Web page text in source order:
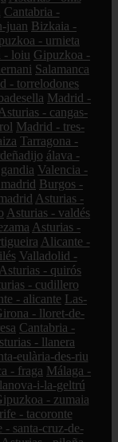
Cantabria -
juan Bizkaia -
- urnieta
- loiu Gipuzkoa -
Salamanca
- torrelodones
Madrid -
Asturias - cangas-
Madrid - tres-
Tarragona -
álava -
Valencia -
Burgos -
Asturias -
Asturias - valdés
Asturias -
Alicante -
Valladolid -
Asturias - quirós
- cudillero
- alicante Las-
- lloret-de-
Cantabria -
- llanera
eulària-des-riu
- fraga Málaga -
i-la-geltrú
- zumaia
- tacoronte
- santa-cruz-de-